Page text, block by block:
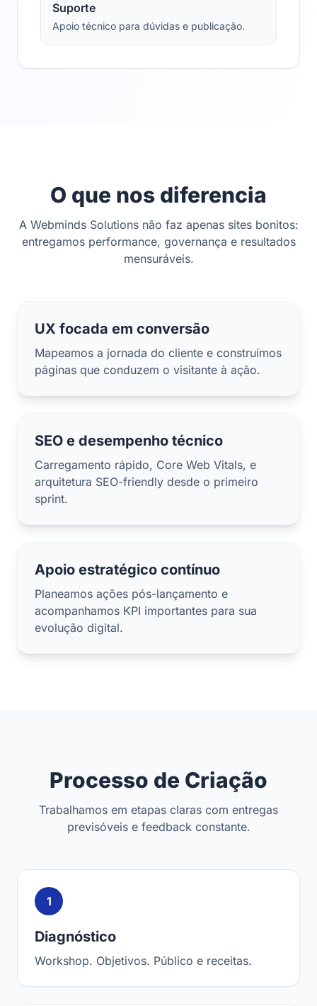
Suporte
Apoio técnico para dúvidas e publicação.
O que nos diferencia
A Webminds Solutions não faz apenas sites bonitos:
entregamos performance, governança e resultados
mensuráveis.
UX focada em conversão
Mapeamos a jornada do cliente e construímos
páginas que conduzem o visitante à ação.
SEO e desempenho técnico
Carregamento rápido, Core Web Vitals, e
arquitetura SEO-friendly desde o primeiro
sprint.
Apoio estratégico contínuo
Planeamos ações pós-lançamento e
acompanhamos KPI importantes para sua
evolução digital.
Processo de Criação
Trabalhamos em etapas claras com entregas
previsóveis e feedback constante.
1
Diagnóstico
Workshop. Objetivos. Público e receitas.